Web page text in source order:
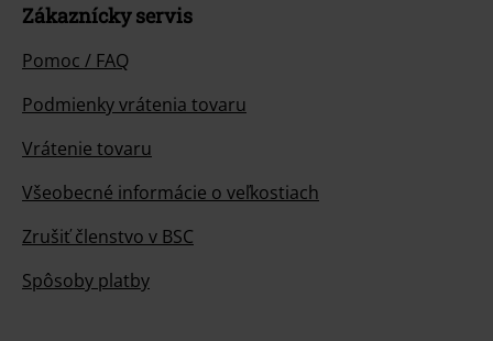
Zákaznícky servis
Pomoc / FAQ
Podmienky vrátenia tovaru
Vrátenie tovaru
Všeobecné informácie o veľkostiach
Zrušiť členstvo v BSC
Spôsoby platby